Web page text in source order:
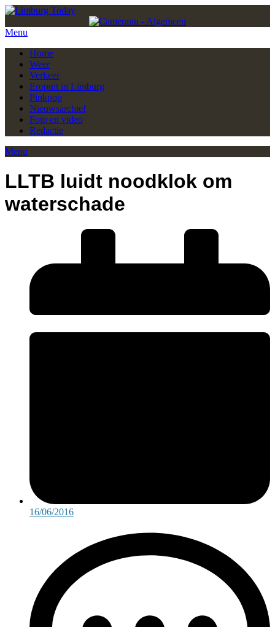
Menu
Home
Weer
Verkeer
Eropuit in Limburg
Pinkpop
Nieuwsarchief
Foto en video
Redactie
Menu
LLTB luidt noodklok om
waterschade
16/06/2016